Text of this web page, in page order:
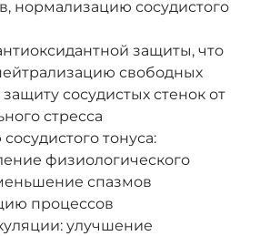
нормализацию сосудистого
защиты, что
свободных
сосудистых стенок от
стресса
тонуса:
физиологического
спазмов
процессов
улучшение